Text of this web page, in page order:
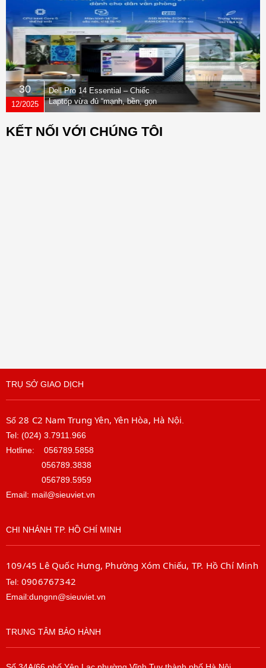
30
12/2025
Dell Pro 14 Essential – Chiếc
Laptop vừa đủ “mạnh, bền, gọn
nhẹ” dành cho dân văn phòng
KẾT NỐI VỚI CHÚNG TÔI
TRỤ SỞ GIAO DỊCH
Số 28 C2 Nam Trung Yên, Yên Hòa, Hà Nội.
Tel: (024) 3.7911.966
Hotline: 056789.5858
056789.3838
056789.5959
Email: mail@sieuviet.vn
CHI NHÁNH TP. HỒ CHÍ MINH
109/45 Lê Quốc Hưng, Phường Xóm Chiếu, TP. Hồ Chí Minh
Tel: 0906767342
Email:dungnn@sieuviet.vn
TRUNG TÂM BẢO HÀNH